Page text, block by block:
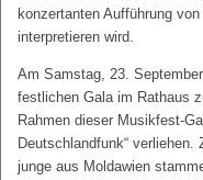
konzertanten Aufführung
interpretieren wird.
Am Samstag, 23.
festlichen Gala im Rathaus
Rahmen dieser Musikfest-
Deutschlandfunk“ verliehen.
junge aus Moldawien